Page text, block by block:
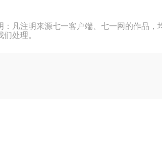
：凡注明来源七一客户端、七一网的作品
们处理。